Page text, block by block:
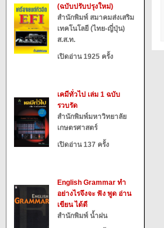
(ฉบับปรับปรุงใหม่)
สำนักพิมพ์ สมาคมส่งเสริม
เทคโนโลยี (ไทย-ญี่ปุ่น)
ส.ส.ท.
เปิดอ่าน 1925 ครั้ง
เคมีทั่วไป เล่ม 1 ฉบับ
รวบรัด
สำนักพิมพ์มหาวิทยาลัย
เกษตรศาสตร์
เปิดอ่าน 137 ครั้ง
English Grammar ทำ
อย่างไรจึงจะ ฟัง พูด อ่าน
เขียน ได้ดี
สำนักพิมพ์ น้ำฝน